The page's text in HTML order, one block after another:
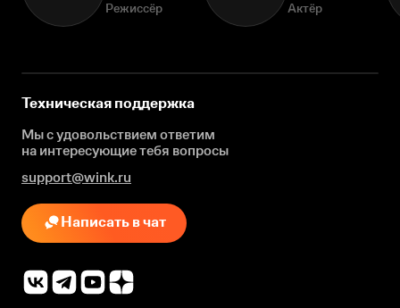
Режиссёр Актёр
Техническая поддержка
Мы с удовольствием ответим
на интересующиетебя вопросы
support@wink.ru
Написать в чат